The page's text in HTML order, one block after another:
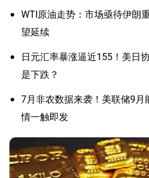
WTI原油走势：市场亟待伊朗
望延续
日元汇率暴涨逼近155！美日
是下跌？
7月非农数据来袭！美联储9
情一触即发